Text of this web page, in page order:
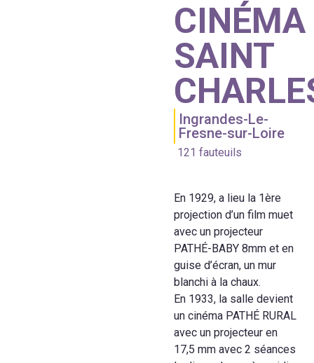
CINÉMA
SAINT
Ingrandes-Le-
Fresne-sur-Loire
121 fauteuils
En 1929, a lieu la 1ère
projection d’un film muet
avec un projecteur
PATHÉ-BABY 8mm et en
guise d’écran, un mur
blanchi à la chaux.
En 1933, la salle devient
un cinéma PATHÉ RURAL
avec un projecteur en
17,5 mm avec 2 séances